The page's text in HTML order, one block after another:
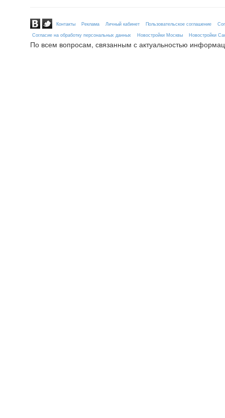
Контакты Реклама Личный кабинет Пользовательское соглашение
Согласие на обработку персональных данных
Новостройки Москвы Новостройки
По всем вопросам, связанным с актуальностью